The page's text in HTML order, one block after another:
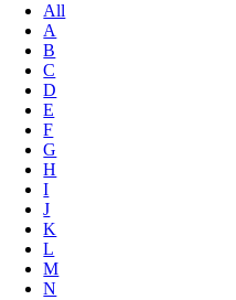
All
A
B
C
D
E
F
G
H
I
J
K
L
M
N